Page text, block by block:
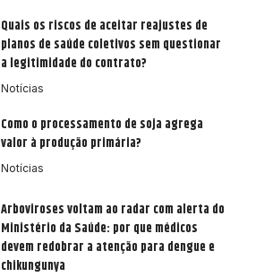
Quais os riscos de aceitar reajustes de
planos de saúde coletivos sem questionar
a legitimidade do contrato?
Notícias
Como o processamento de soja agrega
valor à produção primária?
Notícias
Arboviroses voltam ao radar com alerta do
Ministério da Saúde: por que médicos
devem redobrar a atenção para dengue e
chikungunya